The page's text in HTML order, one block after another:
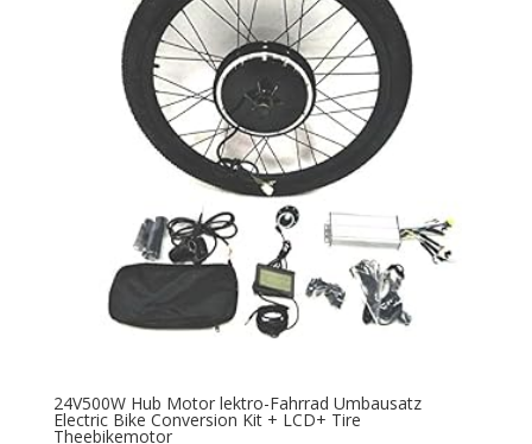
24V500W Hub Motor lektro-Fahrrad Umbausatz
Electric Bike Conversion Kit + LCD+ Tire
Theebikemotor